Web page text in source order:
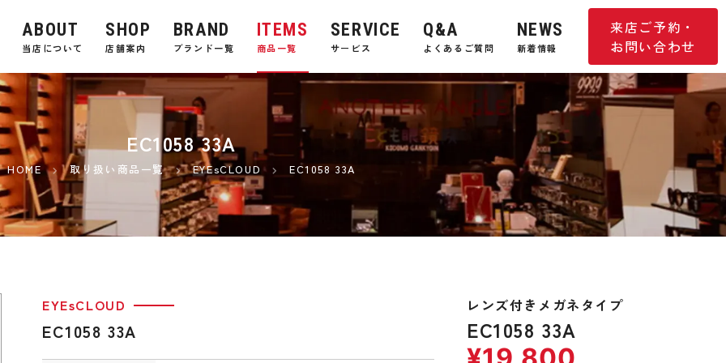
来店ご予約・
お問い合わせ
ABOUT
当店について
SHOP
店舗案内
BRAND
ブランド一覧
ITEMS
商品一覧
SERVICE
サービス
Q&A
よくあるご質問
NEWS
新着情報
EC1058 33A
HOME 取り扱い商品一覧 EYEsCLOUD EC1058 33A
レンズ付きメガネタイプ
EC1058 33A
EYEsCLOUD
EC1058 33A